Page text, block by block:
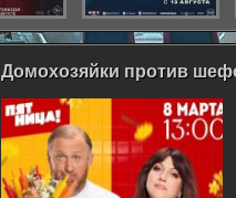
Домохозяйки против